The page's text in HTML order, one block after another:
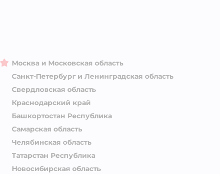
Москва и Московская область
Санкт-Петербург и Ленинградская область
Свердловская область
Краснодарский край
Башкортостан Республика
Самарская область
Челябинская область
Татарстан Республика
Новосибирская область